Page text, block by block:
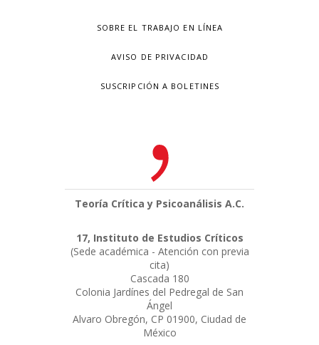
SOBRE EL TRABAJO EN LÍNEA
AVISO DE PRIVACIDAD
SUSCRIPCIÓN A BOLETINES
Teoría Crítica y Psicoanálisis A.C.
17, Instituto de Estudios Críticos
(Sede académica - Atención con previa
cita)
Cascada 180
Colonia Jardínes del Pedregal de San
Ángel
Alvaro Obregón, CP 01900, Ciudad de
México